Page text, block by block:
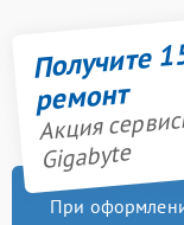
Получите
ремонт
Акция
Gigabyte
При